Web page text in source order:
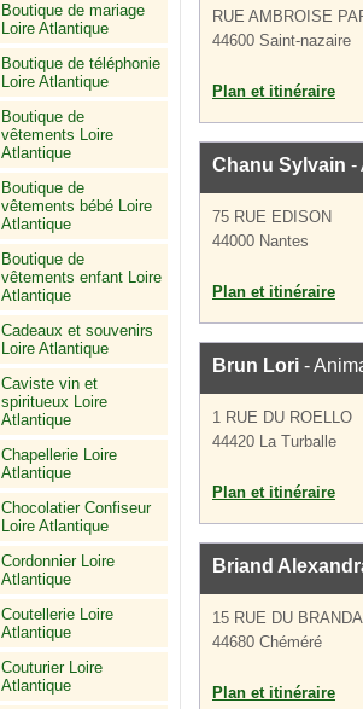
Boutique de mariage
Loire Atlantique
Boutique de téléphonie
Loire Atlantique
Boutique de
vêtements Loire
Atlantique
Boutique de
vêtements bébé Loire
Atlantique
Boutique de
vêtements enfant Loire
Atlantique
Cadeaux et souvenirs
Loire Atlantique
Caviste vin et
spiritueux Loire
Atlantique
Chapellerie Loire
Atlantique
Chocolatier Confiseur
Loire Atlantique
Cordonnier Loire
Atlantique
Coutellerie Loire
Atlantique
Couturier Loire
Atlantique
RUE AMBROISE
44600 Saint-nazaire
Plan et itinéraire
Chanu Sylvain -
75 RUE EDISON
44000 Nantes
Plan et itinéraire
Brun Lori -
1 RUE DU ROELLO
44420 La Turballe
Plan et itinéraire
Briand
15 RUE DU
44680 Chéméré
Plan et itinéraire